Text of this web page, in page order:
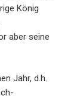
König
aber seine
Jahr, d.h.